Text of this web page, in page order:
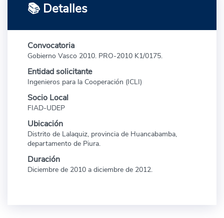
📚 Detalles
Convocatoria
Gobierno Vasco 2010. PRO-2010 K1/0175.
Entidad solicitante
Ingenieros para la Cooperación (ICLI)
Socio Local
FIAD-UDEP
Ubicación
Distrito de Lalaquiz, provincia de Huancabamba,
departamento de Piura.
Duración
Diciembre de 2010 a diciembre de 2012.